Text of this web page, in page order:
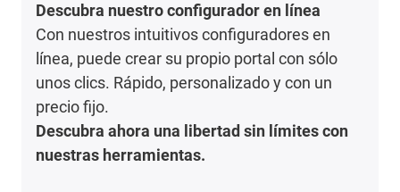
Descubra nuestro configurador en línea
Con nuestros intuitivos configuradores en
línea, puede crear su propio portal con sólo
unos clics. Rápido, personalizado y con un
precio fijo.
Descubra ahora una libertad sin límites con
nuestras herramientas.